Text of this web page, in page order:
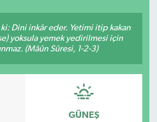
Dini inkâr eder. Yetimi itip kakan
yoksula yemek yedirilmesi için
(Mâûn Sûresi, 1-2-3)
GÜNEŞ